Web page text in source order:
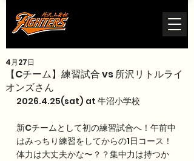
【Cチーム】練習試合 vs 所沢リトルライ
オンズさん
4月27日
2026.4.25(sat) at 牛沼小学校
新Cチームとして初の練習試合へ！午前中
はみっちり練習をしてからの1日コース！
体力は大丈夫かな〜？？集中力は持つか